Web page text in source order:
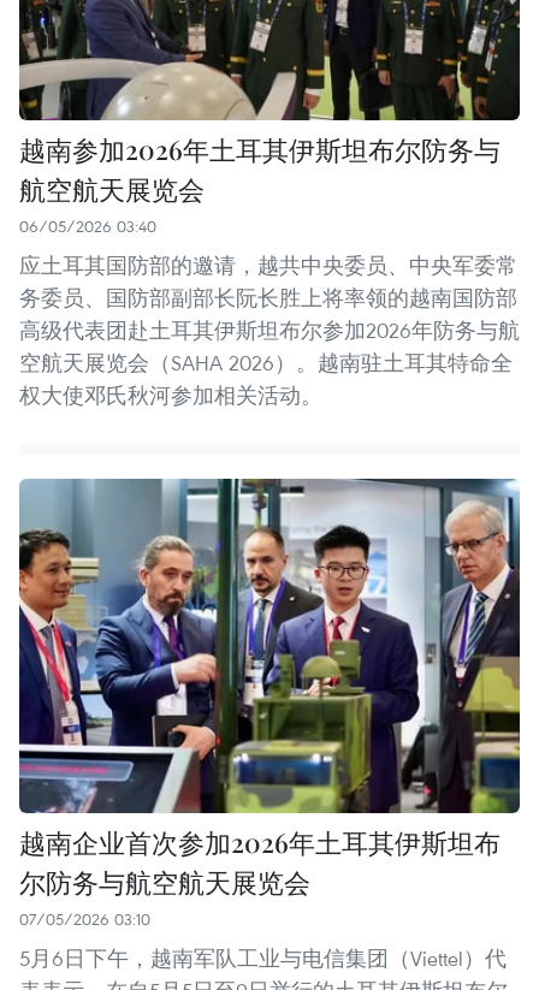
越南参加2026年土耳其伊斯坦布尔防务与
航空航天展览会
06/05/2026 03:40
应土耳其国防部的邀请，越共中央委员、中央军委常
务委员、国防部副部长阮长胜上将率领的越南国防部
高级代表团赴土耳其伊斯坦布尔参加2026年防务与航
空航天展览会（SAHA 2026）。越南驻土耳其特命全
权大使邓氏秋河参加相关活动。
越南企业首次参加2026年土耳其伊斯坦布
尔防务与航空航天展览会
07/05/2026 03:10
5月6日下午，越南军队工业与电信集团（Viettel）代